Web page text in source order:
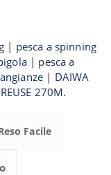
| pesca a spinning
| pesca a
| DAIWA
270M.
Facile